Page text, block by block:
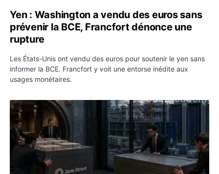
Yen : Washington a vendu des euros sans
prévenir la BCE, Francfort dénonce une
rupture
Les États-Unis ont vendu des euros pour soutenir le yen sans
informer la BCE. Francfort y voit une entorse inédite aux
usages monétaires.
Jane Street négocie le transfert de 11 milliards de